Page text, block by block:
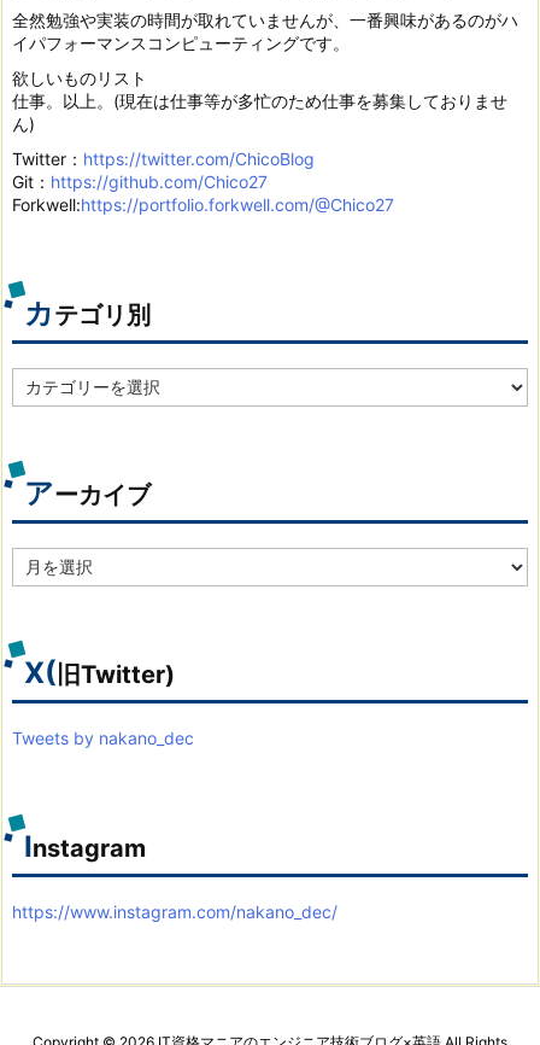
全然勉強や実装の時間が取れていませんが、一番興味があるのがハ
イパフォーマンスコンピューティングです。
欲しいものリスト
仕事。以上。(現在は仕事等が多忙のため仕事を募集しておりませ
ん)
Twitter： https://twitter.com/ChicoBlog
Git： https://github.com/Chico27
Forkwell:https://portfolio.forkwell.com/@Chico27
カテゴリ別
テ
別
アーカイブ
ー
ブ
X( 旧Twitter)
Tweets by nakano_dec
Instagram
https://www.instagram.com/nakano_dec/